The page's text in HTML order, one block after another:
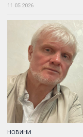
11.05.2026
НОВИНИ